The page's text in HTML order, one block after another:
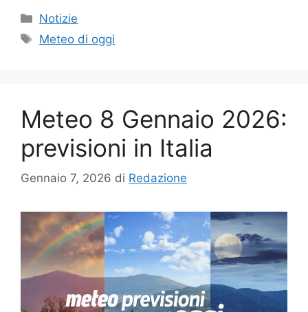
Categorie
Notizie
Tag
Meteo di oggi
Meteo 8 Gennaio 2026:
previsioni in Italia
Gennaio 7, 2026 di Redazione